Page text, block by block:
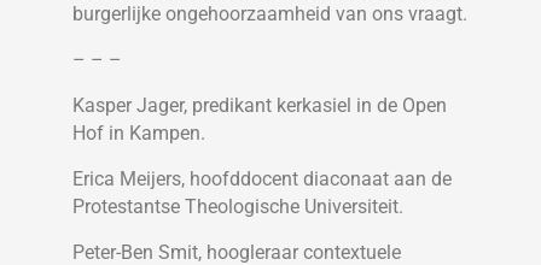
burgerlijke ongehoorzaamheid van ons vraagt.
– – –
Kasper Jager, predikant kerkasiel in de Open
Hof in Kampen.
Erica Meijers, hoofddocent diaconaat aan de
Protestantse Theologische Universiteit.
Peter-Ben Smit, hoogleraar contextuele